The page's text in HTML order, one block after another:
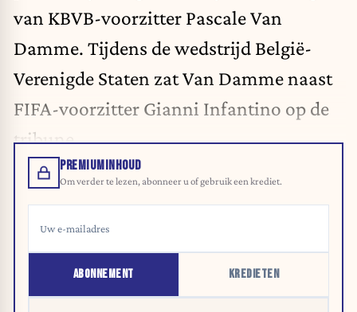
van KBVB-voorzitter Pascale Van
Damme. Tijdens de wedstrijd België-
Verenigde Staten zat Van Damme naast
FIFA-voorzitter Gianni Infantino op de
tribune.
PREMIUMINHOUD
Om verder te lezen, abonneer u of gebruik een krediet.
ABONNEMENT KREDIETEN